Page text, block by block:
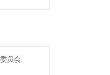
员会